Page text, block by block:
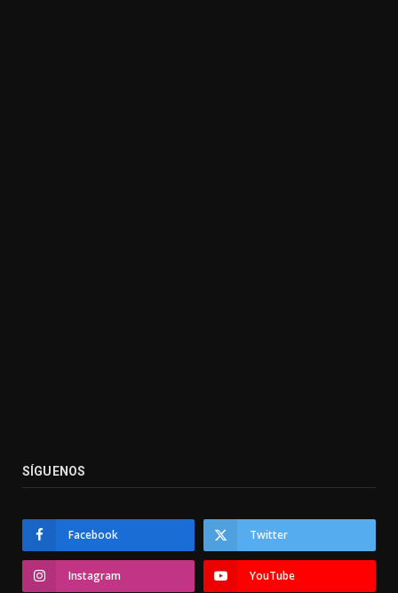
SÍGUENOS
Facebook Twitter
Instagram YouTube